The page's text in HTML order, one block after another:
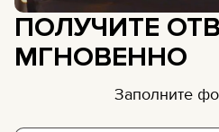
ПОЛУЧИТЕ
МГНОВЕННО
Заполните